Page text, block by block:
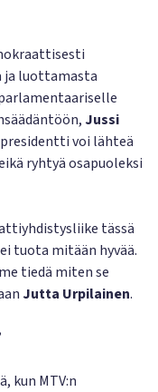
ja luottamasta
Jussi
voi lähteä
ryhtyä osapuoleksi
tässä
tuota mitään hyvää.
tiedä miten se
Jutta Urpilainen.
kun MTV:n